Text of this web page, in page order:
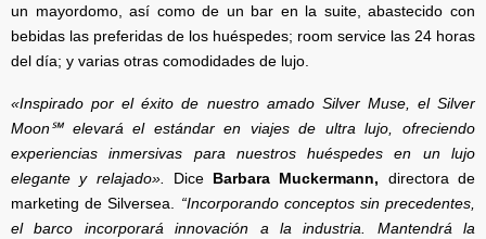
un mayordomo, así como de un bar en la suite, abastecido con
bebidas las preferidas de los huéspedes; room service las 24 horas
del día; y varias otras comodidades de lujo.
«Inspirado por el éxito de nuestro amado Silver Muse, el Silver
Moon℠ elevará el estándar en viajes de ultra lujo, ofreciendo
experiencias inmersivas para nuestros huéspedes en un lujo
elegante y relajado».
Dice Barbara Muckermann, directora de
marketing de Silversea. “Incorporando conceptos sin precedentes,
el barco incorporará innovación a la industria. Mantendrá la